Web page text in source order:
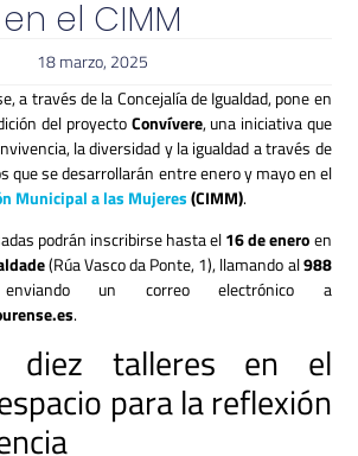
en el CIMM
18 marzo, 2025
a través de la Concejalía de Igualdad, pone en
del proyectoConvívere, una iniciativa que
la diversidad y la igualdad a través de
que se desarrollarán entre enero y mayo en el
Municipal a las Mujeres(CIMM).
podrán inscribirse hasta el16 de eneroen
(Rúa Vasco da Ponte, 1), llamando al988
un correo electrónico a
.
diez talleres en el
para la reflexión